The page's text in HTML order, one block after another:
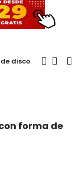
disco
forma de